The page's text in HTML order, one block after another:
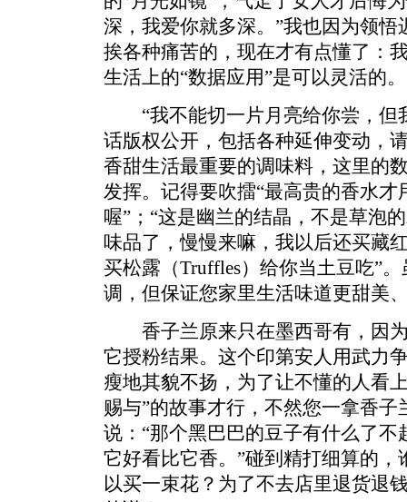
深，我爱你就多深。”我也因为领
挨各种痛苦的，现在才有点懂了：
生活上的“数据应用”是可以灵活的。
“我不能切一片月亮给你尝，但
话版权公开，包括各种延伸变动，
香甜生活最重要的调味料，这里的
发挥。记得要吹擂“最高贵的香水
喔”；“这是幽兰的结晶，不是草泡
味品了，慢慢来嘛，我以后还买藏
买松露（Truffles）给你当土豆吃”
调，但保证您家里生活味道更甜美
香子兰原来只在墨西哥有，因为
它授粉结果。这个印第安人用武力
瘦地其貌不扬，为了让不懂的人看
赐与”的故事才行，不然您一拿香
说：“那个黑巴巴的豆子有什么了
它好看比它香。”碰到精打细算的
以买一束花？为了不去店里退货退